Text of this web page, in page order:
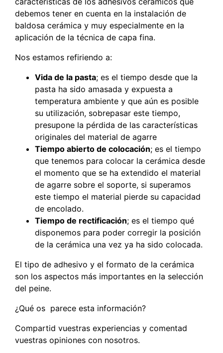
debemos tener en cuenta en la instalación de
baldosa cerámica y muy especialmente en la
aplicación de la técnica de capa fina.
Nos estamos refiriendo a:
Vida de la pasta; es el tiempo desde que la
pasta ha sido amasada y expuesta a
temperatura ambiente y que aún es posible
su utilización, sobrepasar este tiempo,
presupone la pérdida de las características
originales del material de agarre
Tiempo abierto de colocación; es el tiempo
que tenemos para colocar la cerámica desde
el momento que se ha extendido el material
de agarre sobre el soporte, si superamos
este tiempo el material pierde su capacidad
de encolado.
Tiempo de rectificación; es el tiempo qué
disponemos para poder corregir la posición
de la cerámica una vez ya ha sido colocada.
El tipo de adhesivo y el formato de la cerámica
son los aspectos más importantes en la selección
del peine.
¿Qué os parece esta información?
Compartid vuestras experiencias y comentad
vuestras opiniones con nosotros.